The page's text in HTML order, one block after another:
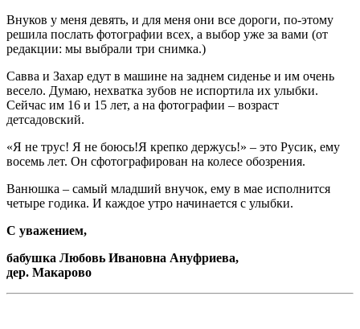
Внуков у меня девять, и для меня они все дороги, по-этому
решила послать фотографии всех, а выбор уже за вами (от
редакции: мы выбрали три снимка.)
Савва и Захар едут в машине на заднем сиденье и им очень
весело. Думаю, нехватка зубов не испортила их улыбки.
Сейчас им 16 и 15 лет, а на фотографии – возраст
детсадовский.
«Я не трус! Я не боюсь!Я крепко держусь!» – это Русик, ему
восемь лет. Он сфотографирован на колесе обозрения.
Ванюшка – самый младший внучок, ему в мае исполнится
четыре годика. И каждое утро начинается с улыбки.
С уважением,
бабушка Любовь Ивановна Ануфриева,
дер. Макарово